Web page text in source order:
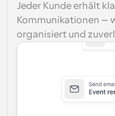
Jeder Kunde erhält
Kommunikationen –
organisiert und